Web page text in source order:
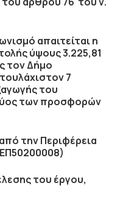
απαιτείται η
ύψους3.225,81
τον Δήμο
7
του
των προσφορών
τηνΠεριφέρεια
του έργου,